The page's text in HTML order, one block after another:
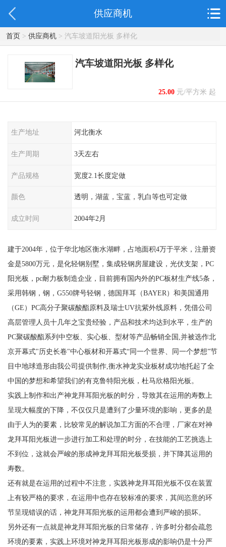
供应商机
首页> 供应商机> 汽车坡道阳光板 多样化
汽车坡道阳光板 多样化
25.00元/平方米 起
生产地址 河北衡水
生产周期 3天左右
产品规格 宽度2.1长度定做
颜色 透明，湖蓝，宝蓝，乳白等也可定做
成立时间 2004年2月
建于2004年，位于华北地区衡水湖畔，占地面积4万于平米，注册资
金是5800万元，是化轻钢别墅，集成轻钢房屋建设，光伏支架，PC
阳光板，pc耐力板制造企业，目前拥有国内外的PC板材生产线5条，
采用韩钢，钢，G550牌号轻钢，德国拜耳（BAYER）和美国通用
（GE）PC高分子聚碳酸酯原料及瑞士UV抗紫外线原料，凭借公司
高层管理人员十几年之宝贵经验，产品和技术均达到水平，生产的
PC聚碳酸酯系列中空板、实心板、型材等产品畅销全国,并被选作北
京开幕式"历史长卷"中心板材和开幕式“同一个世界、同一个梦想”节
目中地球造形由我公司提供制作,衡水神龙实业板材成功地托起了全
中国的梦想和希望我们的有克鲁特阳光板，杜马欣格阳光板。
实践上制作和出产神龙拜耳阳光板的时分，导致其在运用的寿数上
呈现大幅度的下降，不仅仅只是遭到了少量环境的影响，更多的是
由于人为的要素，比较常见的解说加工方面的不合理，厂家在对神
龙拜耳阳光板进一步进行加工和处理的时分，在技能的工艺挑选上
不到位，这就会严峻的形成神龙拜耳阳光板受损，并下降其运用的
寿数。
还有就是在运用的过程中不注意，实践神龙拜耳阳光板不仅在装置
上有较严格的要求，在运用中也存在较标准的要求，其间恣意的环
节呈现错误的话，神龙拜耳阳光板的运用都会遭到严峻的损坏。
另外还有一点就是神龙拜耳阳光板的日常储存，许多时分都会疏忽
环境的要素，实践上环境对神龙拜耳阳光板形成的影响仍是十分严